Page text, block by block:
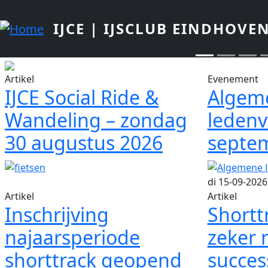
IJCE | IJSCLUB EINDHOVEN
Artikel
IJCE Social Ride &
Wandeling – zondag
30 augustus 2026
Evenement
di 15-09-
Artikel
Inschrijving
najaarsperiode
shorttrack geopend
Artikel
zeker